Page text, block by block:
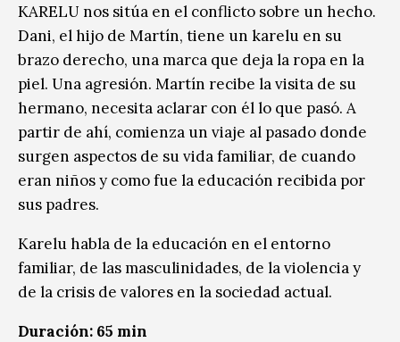
Medio Ambiente
Música
Sin categoría
KARELU nos sitúa en el conflicto sobre un hecho.
Dani, el hijo de Martín, tiene un karelu en su
brazo derecho, una marca que deja la ropa en la
piel. Una agresión. Martín recibe la visita de su
hermano, necesita aclarar con él lo que pasó. A
partir de ahí, comienza un viaje al pasado donde
surgen aspectos de su vida familiar, de cuando
eran niños y como fue la educación recibida por
sus padres.
Karelu habla de la educación en el entorno
familiar, de las masculinidades, de la violencia y
de la crisis de valores en la sociedad actual.
Duración: 65 min